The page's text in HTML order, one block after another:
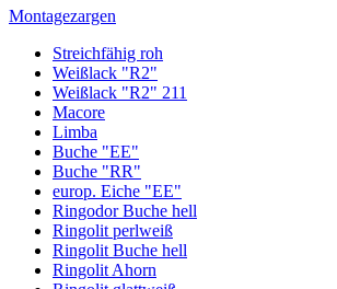
Montagezargen
Streichfähig roh
Weißlack "R2"
Weißlack "R2" 211
Macore
Limba
Buche "EE"
Buche "RR"
europ. Eiche "EE"
Ringodor Buche hell
Ringolit perlweiß
Ringolit Buche hell
Ringolit Ahorn